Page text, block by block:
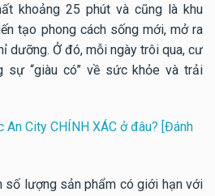
khoảng 25 phút và cũng là khu
tạo phong cách sống mới, mở ra
dưỡng. Ở đó, mỗi ngày trôi qua, cư
sự “giàu có” về sức khỏe và trải
An City CHÍNH XÁC ở đâu? [Đánh
số lượng sản phẩm có giới hạn với